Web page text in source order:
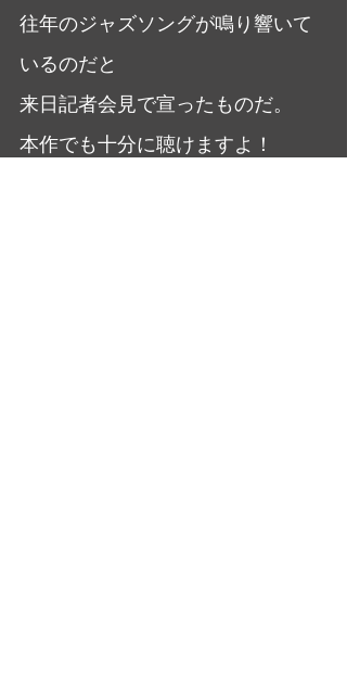
往年のジャズソングが鳴り響いて
いるのだと
来日記者会見で宣ったものだ。
本作でも十分に聴けますよ！